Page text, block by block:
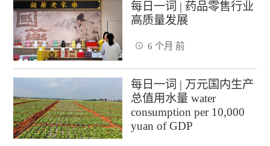
每日一词 | 药品零售行业
高质量发展
6 个月 前
每日一词 | 万元国内生产
总值用水量 water
consumption per 10,000
yuan of GDP